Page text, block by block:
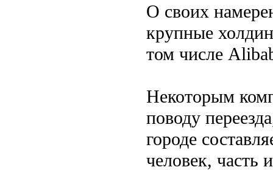
О своих
крупные
том числе
Некоторым
поводу
городе
человек, часть